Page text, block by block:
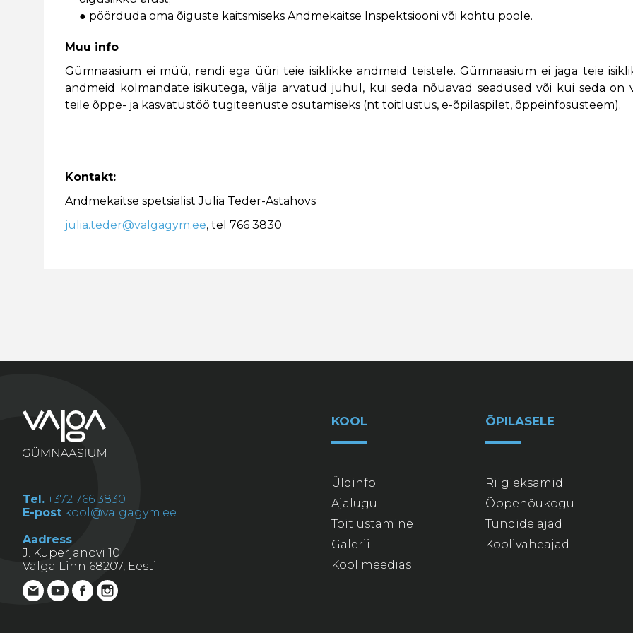
● pöörduda oma õiguste kaitsmiseks Andmekaitse Inspektsiooni või kohtu poole.
Muu info
Gümnaasium ei müü, rendi ega üüri teie isiklikke andmeid teistele. Gümnaasium ei jaga teie
andmeid kolmandate isikutega, välja arvatud juhul, kui seda nõuavad seadused või kui seda on
teile õppe- ja kasvatustöö tugiteenuste osutamiseks (nt toitlustus, e-õpilaspilet, õppeinfosüsteem).
Kontakt:
Andmekaitse spetsialist Julia Teder-Astahovs
julia.teder@valgagym.ee, tel 766 3830
Tel. +372 766 3830
E-post kool@valgagym.ee
Aadress
J. Kuperjanovi 10
Valga Linn 68207, Eesti
KOOL
Üldinfo
Ajalugu
Toitlustamine
Galerii
Kool meedias
ÕPILASELE
Riigieksamid
Õppenõukogu
Tundide ajad
Koolivaheajad